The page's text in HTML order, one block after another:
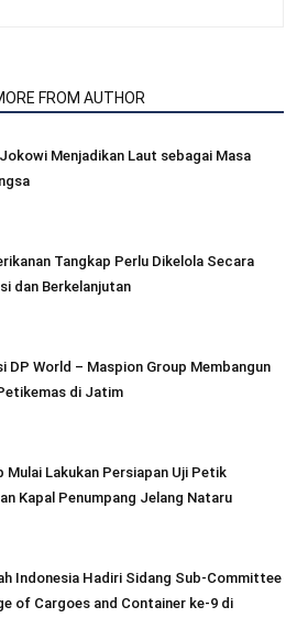
FROM AUTHOR
Menjadikan Laut sebagai Masa
Tangkap Perlu Dikelola Secara
dan Berkelanjutan
DP World – Maspion Group Membangun
di Jatim
Mulai Lakukan Persiapan Uji Petik
Kapal Penumpang Jelang Nataru
Indonesia Hadiri Sidang Sub-Committee
of Cargoes and Container ke-9 di